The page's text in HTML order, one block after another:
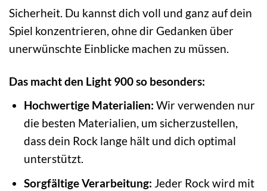
Sicherheit. Du kannst dich voll und ganz auf dein
Spiel konzentrieren, ohne dir Gedanken über
unerwünschte Einblicke machen zu müssen.
Das macht den Light 900 so besonders:
Hochwertige Materialien: Wir verwenden nur
die besten Materialien, um sicherzustellen,
dass dein Rock lange hält und dich optimal
unterstützt.
Sorgfältige Verarbeitung: Jeder Rock wird mit